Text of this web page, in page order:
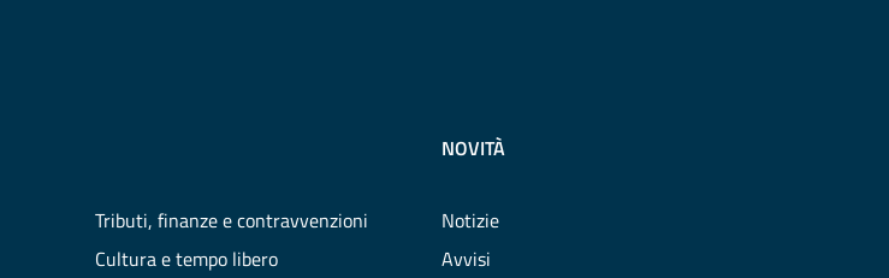
Tributi, finanze e contravvenzioni
Cultura e tempo libero
NOVITÀ
Notizie
Avvisi